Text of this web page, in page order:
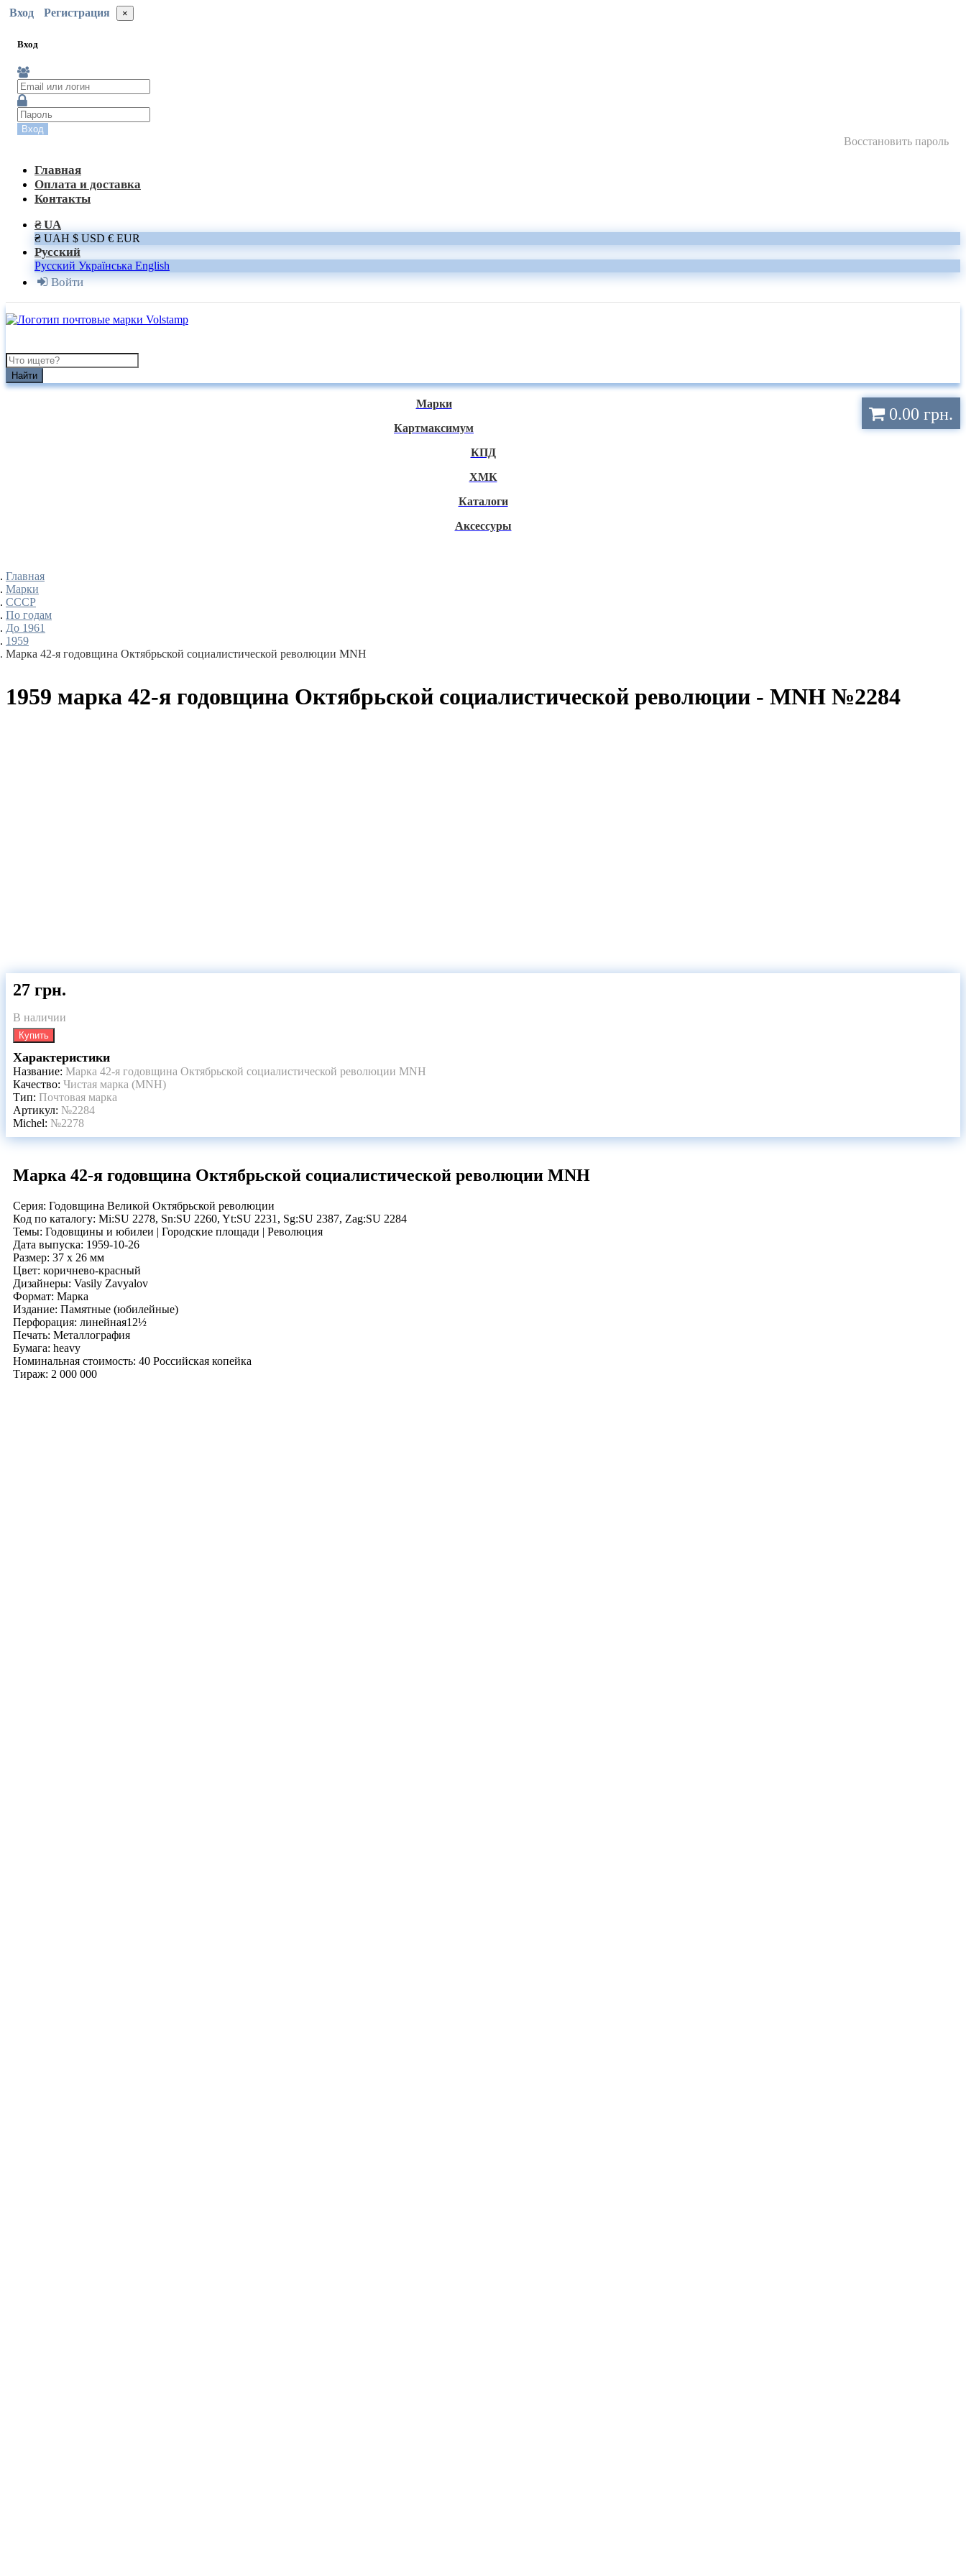
Вход Регистрация ×
Вход
Вход
Восстановить пароль
Главная
Оплата и доставка
Контакты
₴ UA
₴ UAH $ USD € EUR
Русский
Русский Українська English
Войти
Найти
0.00 грн.
Марки
Картмаксимум
КПД
ХМК
Каталоги
Аксессуры
Главная
Марки
СССР
По годам
До 1961
1959
Марка 42-я годовщина Октябрьской социалистической революции MNH
1959 марка 42-я годовщина Октябрьской социалистической революции - MNH №2284
27 грн.
В наличии
Купить
Характеристики
Название: Марка 42-я годовщина Октябрьской социалистической революции MNH
Качество: Чистая марка (MNH)
Тип: Почтовая марка
Артикул: №2284
Michel: №2278
Марка 42-я годовщина Октябрьской социалистической революции MNH
Серия: Годовщина Великой Октябрьской революции
Код по каталогy: Mi:SU 2278, Sn:SU 2260, Yt:SU 2231, Sg:SU 2387, Zag:SU 2284
Темы: Годовщины и юбилеи | Городские площади | Революция
Дата выпуска: 1959-10-26
Размер: 37 x 26 мм
Цвет: коричнево-красный
Дизайнеры: Vasily Zavyalov
Формат: Марка
Издание: Памятные (юбилейные)
Перфорация: линейная12½
Печать: Металлография
Бумага: heavy
Номинальная стоимость: 40 Российская копейка
Тираж: 2 000 000